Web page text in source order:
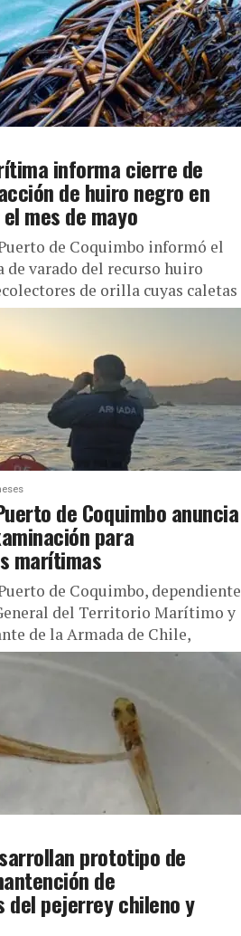
informa cierre de
de huiro negro en
mes de mayo
de Coquimbo informó el
de varado del recurso huiro
de orilla cuyas caletas
de Coquimbo anuncia
para
marítimas
de Coquimbo, dependiente
del Territorio Marítimo y
de la Armada de Chile,
prototipo de
de
del pejerrey chileno y